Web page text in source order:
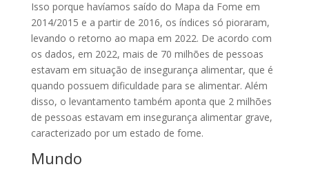
Isso porque havíamos saído do Mapa da Fome em
2014/2015 e a partir de 2016, os índices só pioraram,
levando o retorno ao mapa em 2022. De acordo com
os dados, em 2022, mais de 70 milhões de pessoas
estavam em situação de insegurança alimentar, que é
quando possuem dificuldade para se alimentar. Além
disso, o levantamento também aponta que 2 milhões
de pessoas estavam em insegurança alimentar grave,
caracterizado por um estado de fome.
Mundo